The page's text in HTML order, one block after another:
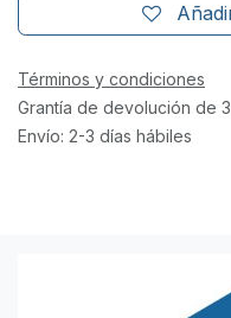
Términos y condiciones
Grantía de devolución de
Envío: 2-3 días hábiles